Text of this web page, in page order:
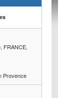
FRANCE,
Provence